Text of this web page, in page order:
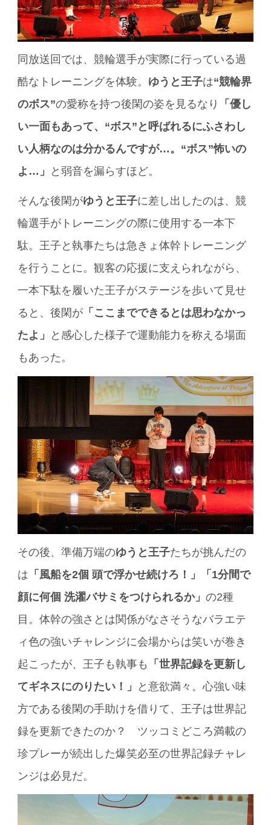
同放送回では、競輪選手が実際に行っている過
酷なトレーニングを体験。 ゆうと王子は“競輪界
のボス”の愛称を持つ後閑の姿を見るなり
「優し
い一面もあって、“ボス”と呼ばれるにふさわし
い人柄なのは分かるんですが…。“ボス”怖いの
よ…」
と弱音を漏らすほど。
そんな後閑がゆうと王子に差し出したのは、競
輪選手がトレーニングの際に使用する一本下
駄。王子と執事たちは急きょ体幹トレーニング
を行うことに。観客の応援に支えられながら、
一本下駄を履いた王子がステージを歩いて見せ
ると、後閑が 「ここまでできるとは思わなかっ
たよ」
と感心した様子で運動能力を称える場面
もあった。
その後、準備万端のゆうと王子たちが挑んだの
は 「風船を2個 頭で浮かせ続けろ！」「1分間で
顔に何個 洗濯バサミをつけられるか」の2種
目。体幹の強さとは関係がなさそうなバラエテ
ィ色の強いチャレンジに会場からは笑いが巻き
起こったが、王子も執事も
「世界記録を更新し
てギネスにのりたい！」
と意欲満々。心強い味
方である後閑の手助けを借りて、王子は世界記
録を更新できたのか？ ツッコミどころ満載の
珍プレーが続出した爆笑必至の世界記録チャレ
ンジは必見だ。